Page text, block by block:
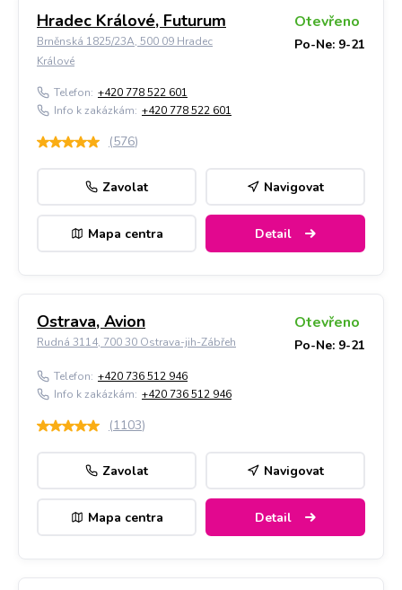
Hradec Králové, Futurum
Brněnská 1825/23A, 500 09 Hradec
Králové
Otevřeno
Po-Ne: 9-21
Telefon: +420 778 522 601
Info k zakázkám: +420 778 522 601
(576)
Zavolat Navigovat
Mapa centra Detail
Ostrava, Avion
Rudná 3114, 700 30 Ostrava-jih-Zábřeh
Otevřeno
Po-Ne: 9-21
Telefon: +420 736 512 946
Info k zakázkám: +420 736 512 946
(1103)
Zavolat Navigovat
Mapa centra Detail